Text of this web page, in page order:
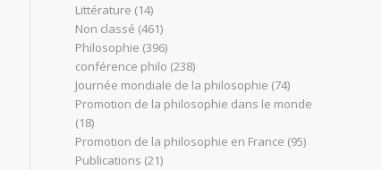
Littérature (14)
Non classé (461)
Philosophie (396)
conférence philo (238)
Journée mondiale de la philosophie (74)
Promotion de la philosophie dans le monde
(18)
Promotion de la philosophie en France (95)
Publications (21)